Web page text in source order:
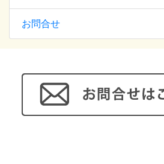
お問合せ